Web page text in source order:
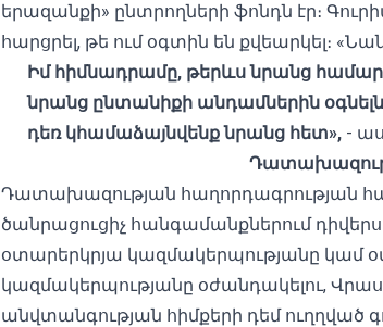
երազանքի» ընտրողների ֆոնդն էր։
հարցրել, թե ում օգտին են քվեարկել։
Իմ հիմնադրամը, թերևս նրանց
նրանց ընտանիքի անդամներին օգնելն
դեռ կհամաձայնվենք նրանց հետ», -
Դատախազության հաղորդագրության
ծանրացուցիչ հանգամանքներում
օտարերկրյա կազմակերպությանը կամ
կազմակերպությանը օժանդակելու,
անվտանգության հիմքերի դեմ ուղղված